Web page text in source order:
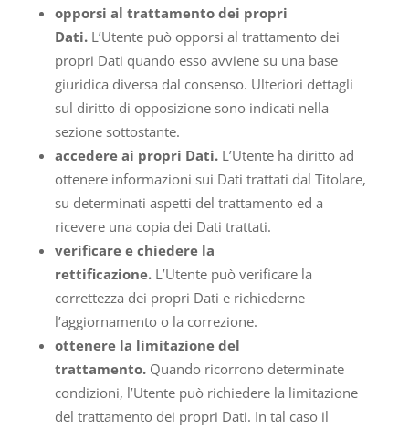
opporsi al trattamento dei propri
Dati. L’Utente può opporsi al trattamento dei
propri Dati quando esso avviene su una base
giuridica diversa dal consenso. Ulteriori dettagli
sul diritto di opposizione sono indicati nella
sezione sottostante.
accedere ai propri Dati. L’Utente ha diritto ad
ottenere informazioni sui Dati trattati dal Titolare,
su determinati aspetti del trattamento ed a
ricevere una copia dei Dati trattati.
verificare e chiedere la
rettificazione. L’Utente può verificare la
correttezza dei propri Dati e richiederne
l’aggiornamento o la correzione.
ottenere la limitazione del
trattamento. Quando ricorrono determinate
condizioni, l’Utente può richiedere la limitazione
del trattamento dei propri Dati. In tal caso il